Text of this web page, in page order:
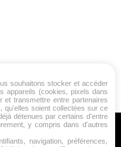
nous ?
souhaitons stocker et accéder
appareils (cookies, pixels dans
et transmettre entre partenaires
qu'elles soient collectées sur ce
détenues par certains d'entre
y compris dans d'autres
navigation, préférences,